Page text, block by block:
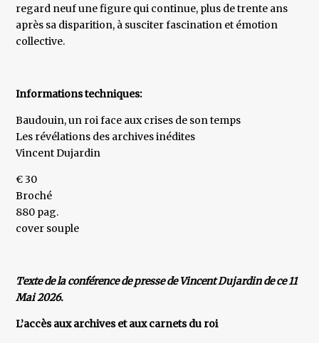
regard neuf une figure qui continue, plus de trente ans
après sa disparition, à susciter fascination et émotion
collective.
Informations techniques:
Baudouin, un roi face aux crises de son temps
Les révélations des archives inédites
Vincent Dujardin
€ 30
Broché
880 pag.
cover souple
Texte de la conférence de presse de Vincent Dujardin de ce 11
Mai 2026.
L’accès aux archives et aux carnets du roi